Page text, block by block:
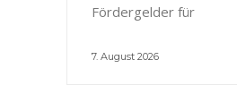
Fördergelder für
7. August 2026